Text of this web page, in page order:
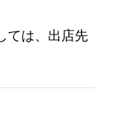
ては、出店先